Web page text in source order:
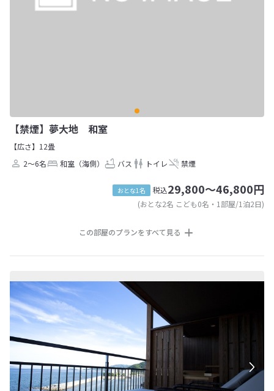
【禁煙】夢大地 和室
【広さ】12畳
2～6名
和室（海側） バス トイレ 禁煙
おとな1名 税込29,800～46,800円
(おとな2名 こども0名・1部屋/1泊2日)
この部屋のプランをすべて見る